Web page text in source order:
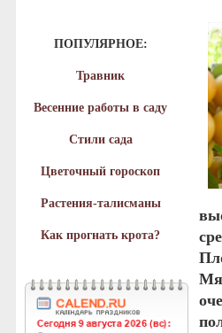
ПОПУЛЯРНОЕ:
Травник
Весенние работы в саду
Стили сада
Цветочный гороскоп
Растения-талисманы
Как прогнать крота?